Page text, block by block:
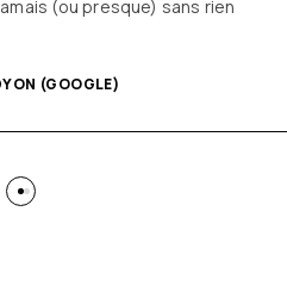
(ou presque) sans rien
(GOOGLE)